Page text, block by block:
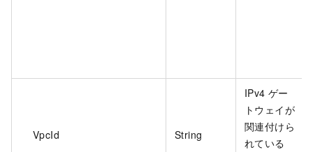
VpcId String
IPv4 ゲー
トウェイが
関連付けら
れている